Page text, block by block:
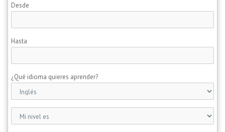
Desde
Hasta
¿Qué idioma quieres aprender?